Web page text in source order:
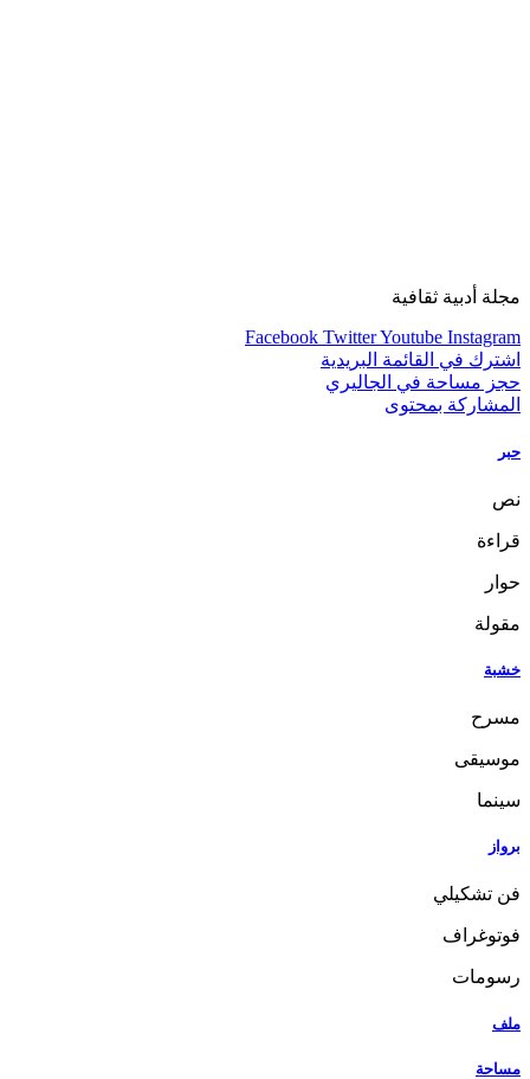
مجلة أدبية ثقافية
Facebook TwitterYoutube Instagram
اشترك في القائمة البريدية
حجز مساحة في الجاليري
المشاركة بمحتوى
حبر
نص
قراءة
حوار
مقولة
خشبة
مسرح
موسيقى
سينما
برواز
فن تشكيلي
فوتوغراف
رسومات
ملف
مساحة